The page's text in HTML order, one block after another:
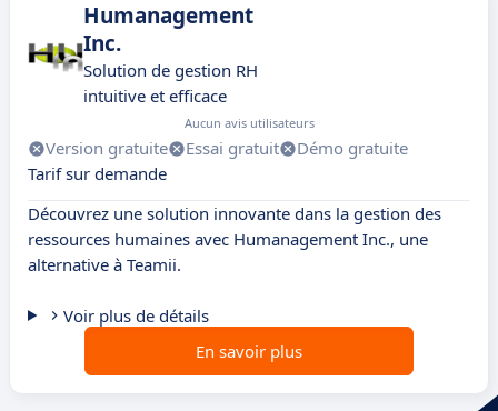
Humanagement
Inc.
Solution de gestion RH
intuitive et efficace
Aucun avis utilisateurs
Version gratuite Essai gratuit
Démo gratuite
Tarif sur demande
Découvrez une solution innovante dans la gestion des
ressources humaines avec Humanagement Inc., une
alternative à Teamii.
Voir plus de détails
En savoir plus